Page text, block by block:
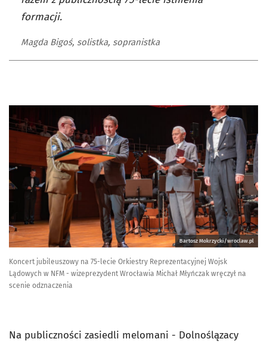
formacji.
Magda Bigoś, solistka, sopranistka
Bartosz Mokrzycki/wroclaw.pl
Koncert jubileuszowy na 75-lecie Orkiestry Reprezentacyjnej Wojsk
Lądowych w NFM - wizeprezydent Wrocławia Michał Młyńczak wręczył na
scenie odznaczenia
Na publiczności zasiedli melomani - Dolnoślązacy